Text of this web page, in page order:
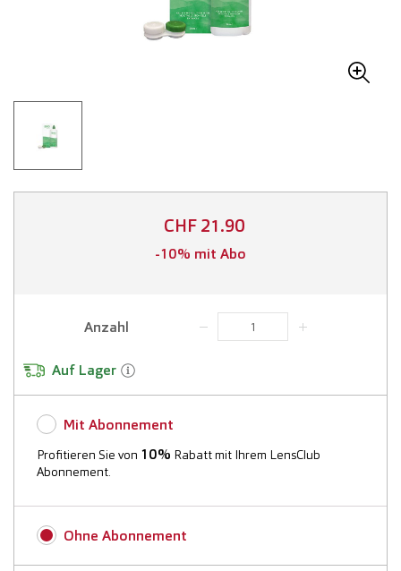
CHF 21.90
-10% mit Abo
Anzahl
Auf Lager
Mit Abonnement
Profitieren Sie von 10% Rabatt mit Ihrem LensClub
Abonnement.
Mehr Informationen
Erstes Lieferdatum:
Ohne Abonnement